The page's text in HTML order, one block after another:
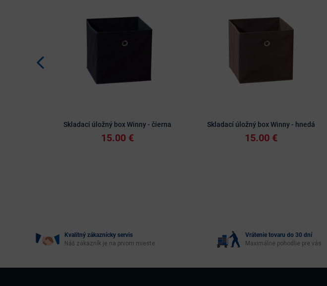
Skladací úložný box Winny - čierna
15.00 €
Skladací úložný box Winny - hnedá
15.00 €
Kvalitný zákaznícky servis
Náš zákazník je na prvom mieste
Vrátenie tovaru do 30 dní
Maximálne pohodlie pre vás